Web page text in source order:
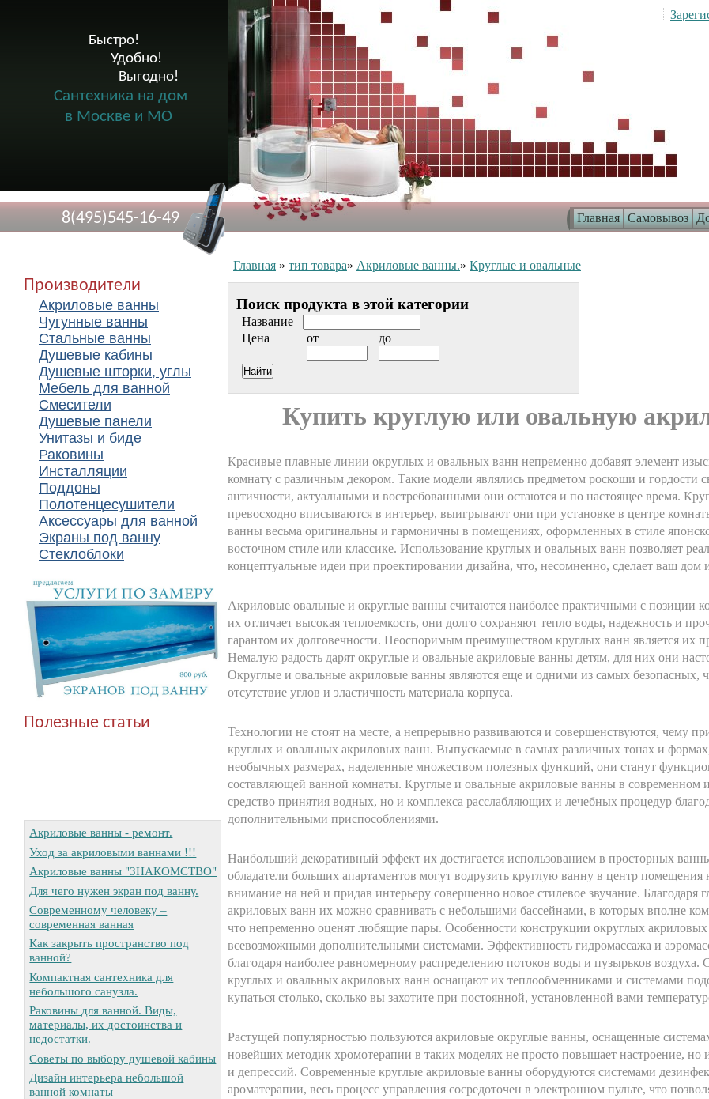
Главная Самовывоз
Быстро!
              Удобно!
                      Выгодно!
Сантехника на дом
в Москве и МО
8(495)545-16-49
Производители
Акриловые ванны
Чугунные ванны
Стальные ванны
Душевые кабины
Душевые шторки, углы
Мебель для ванной
Смесители
Душевые панели
Унитазы и биде
Раковины
Инсталляции
Поддоны
Полотенцесушители
Аксессуары для ванной
Экраны под ванну
Стеклоблоки
Полезные статьи
Акриловые ванны - ремонт.
Уход за акриловыми ваннами !!!
Акриловые ванны "ЗНАКОМСТВО"
Для чего нужен экран под ванну.
Современному человеку –
современная ванная
Как закрыть пространство под
ванной?
Компактная сантехника для
небольшого санузла.
Раковины для ванной. Виды,
материалы, их достоинства и
недостатки.
Советы по выбору душевой кабины
Дизайн интерьера небольшой
ванной комнаты
Главная » тип товара» Акриловые ванны.» Круглые и овальные
Поиск продукта в этой категории
Название
Цена
от до
Купить круглую или овальную
Красивые плавные линии округлых и овальных ванн непременно добавят элемент
комнату с различным декором. Такие модели являлись предметом роскоши и гордости
античности, актуальными и востребованными они остаются и по настоящее время.
превосходно вписываются в интерьер, выигрывают они при установке в центре
ванны весьма оригинальны и гармоничны в помещениях, оформленных в стиле
восточном стиле или классике. Использование круглых и овальных ванн позволяет
концептуальные идеи при проектировании дизайна, что, несомненно, сделает ваш
Акриловые овальные и округлые ванны считаются наиболее практичными с позиции
их отличает высокая теплоемкость, они долго сохраняют тепло воды, надежность и
гарантом их долговечности. Неоспоримым преимуществом круглых ванн является их
Немалую радость дарят округлые и овальные акриловые ванны детям, для них они
Округлые и овальные акриловые ванны являются еще и одними из самых безопасных,
отсутствие углов и эластичность материала корпуса.
Технологии не стоят на месте, а непрерывно развиваются и совершенствуются, чему
круглых и овальных акриловых ванн. Выпускаемые в самых различных тонах и
необычных размерах, наделенные множеством полезных функций, они станут
составляющей ванной комнаты. Круглые и овальные акриловые ванны в современном
средство принятия водных, но и комплекса расслабляющих и лечебных процедур
дополнительными приспособлениями.
Наибольший декоративный эффект их достигается использованием в просторных
обладатели больших апартаментов могут водрузить круглую ванну в центр помещения
внимание на ней и придав интерьеру совершенно новое стилевое звучание. Благодаря
акриловых ванн их можно сравнивать с небольшими бассейнами, в которых вполне
что непременно оценят любящие пары. Особенности конструкции округлых
всевозможными дополнительными системами. Эффективность гидромассажа и
благодаря наиболее равномерному распределению потоков воды и пузырьков воздуха.
круглых и овальных акриловых ванн оснащают их теплообменниками и системами
купаться столько, сколько вы захотите при постоянной, установленной вами
Растущей популярностью пользуются акриловые округлые ванны, оснащенные
новейших методик хромотерапии в таких моделях не просто повышает настроение, но и
и депрессий. Современные круглые акриловые ванны оборудуются системами
ароматерапии, весь процесс управления сосредоточен в электронном пульте, что